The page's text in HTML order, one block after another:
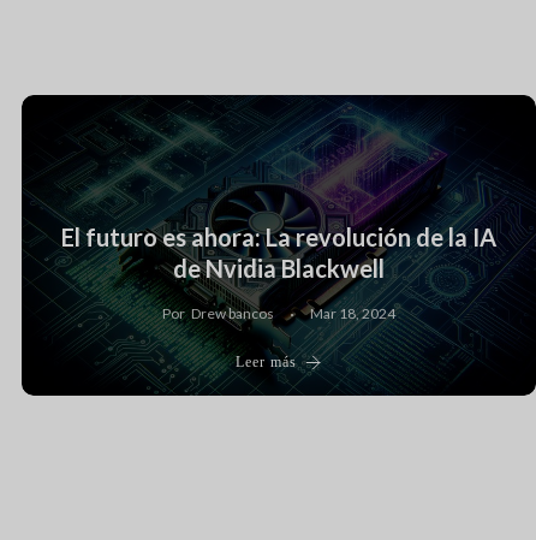
El futuro es ahora: La revolución de la IA
de Nvidia Blackwell
Por Drew bancos Mar 18, 2024
Leer más